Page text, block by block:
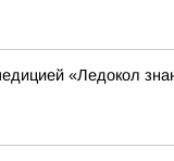
«Ледокол